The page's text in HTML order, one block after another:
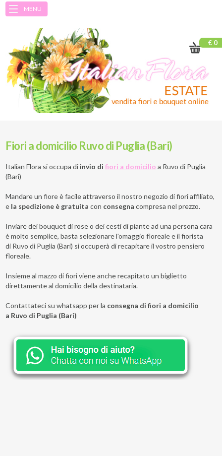
MENU
€ 0
Fiori a domicilio Ruvo di Puglia (Bari)
Italian Flora si occupa di invio difiori a domicilio a Ruvo di Puglia
(Bari)
Mandare un fiore è facile attraverso il nostro negozio di fiori affiliato,
e la spedizione è gratuita con consegna compresa nel prezzo.
Inviare dei bouquet di rose o dei cesti di piante ad una persona cara
è molto semplice, basta selezionare l'omaggio floreale e il fiorista
di Ruvo di Puglia (Bari) si occuperà di recapitare il vostro pensiero
floreale.
Insieme al mazzo di fiori viene anche recapitato un biglietto
direttamente al domicilio della destinataria.
Contattateci su whatsapp per la consegna di fiori a domicilio
a Ruvo di Puglia (Bari)